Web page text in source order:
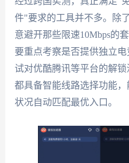
件"要求的工具并不多。除
意避开那些限速10Mbps的
要重点考察是否提供独立
试对优酷腾讯等平台的解
都具备智能线路选择功能
状况自动匹配最优入口。